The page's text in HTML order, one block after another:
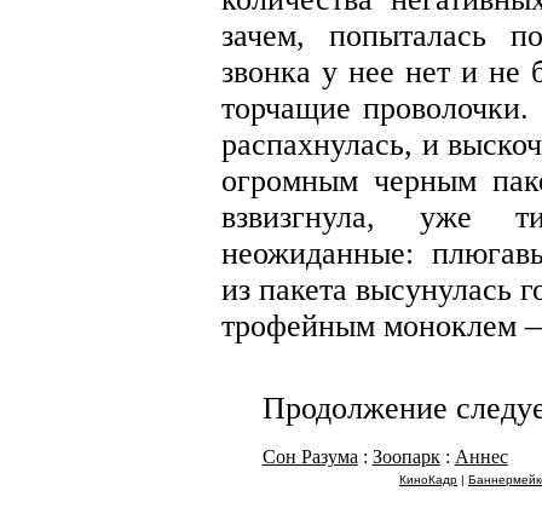
зачем, попыталась
звонка у нее нет и
торчащие проволочки.
распахнулась, и
огромным черным
взвизгнула, уже
неожиданные:
из пакета высунулась
трофейным моноклем
Продолжение
Сон Разума : Зоопарк: Аннес
КиноКадр |